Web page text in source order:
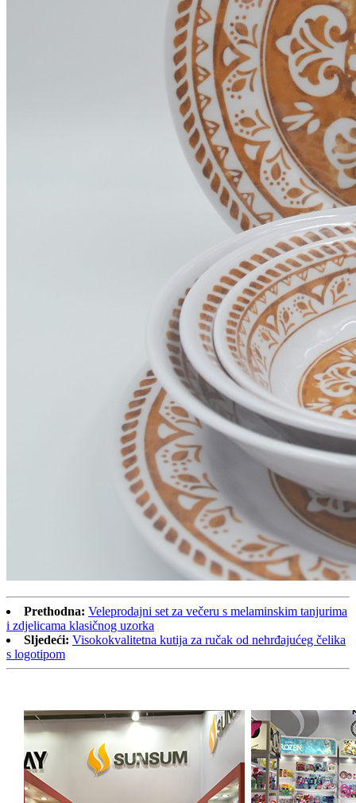
Prethodna: Veleprodajni set za večeru s melaminskim tanjurima
i zdjelicama klasičnog uzorka
Sljedeći: Visokokvalitetna kutija za ručak od nehrđajućeg čelika
s logotipom